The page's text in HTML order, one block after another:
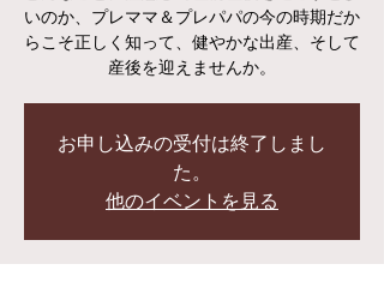
いのか、プレママ＆プレパパの今の時期だか
らこそ正しく知って、健やかな出産、そして
産後を迎えませんか。
お申し込みの受付は終了しまし
た。
他のイベントを見る